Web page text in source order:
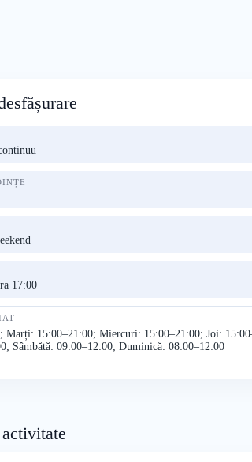
17:00
Marți: 15:00–21:00; Miercuri: 15:00–21:00; Joi:
Sâmbătă: 09:00–12:00; Duminică: 08:00–12:00